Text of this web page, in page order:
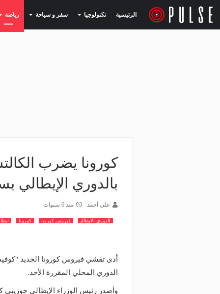
الرئيسية تكنولوجيا (current) سفر و سياحة (current) رياضة
بالدوري الإيطالي
علي أحمد منذ 6 سنوات
الدوري الايطالي فيروس كورونا كورونا
الدوري المحلي المقررة الأحد.
وأصدر رئيس الوزراء الإيطالي